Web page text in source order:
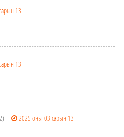
13
13
2025 оны 03 сарын 13